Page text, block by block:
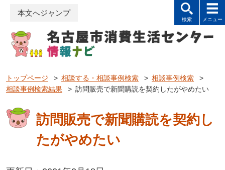
本文へジャンプ
トップページ > 相談する・相談事例検索 > 相談事例検索
>
相談事例検索結果
> 訪問販売で新聞購読を契約したがやめたい
訪問販売で新聞購読を契約し
たがやめたい